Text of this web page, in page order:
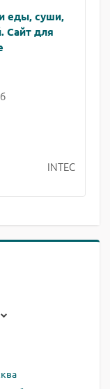
еды, суши,
Сайт для
INTEC